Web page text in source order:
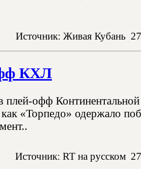
Источник: Живая Кубань
КХЛ
офф
«Торпедо» одержало
Источник: RT на русском